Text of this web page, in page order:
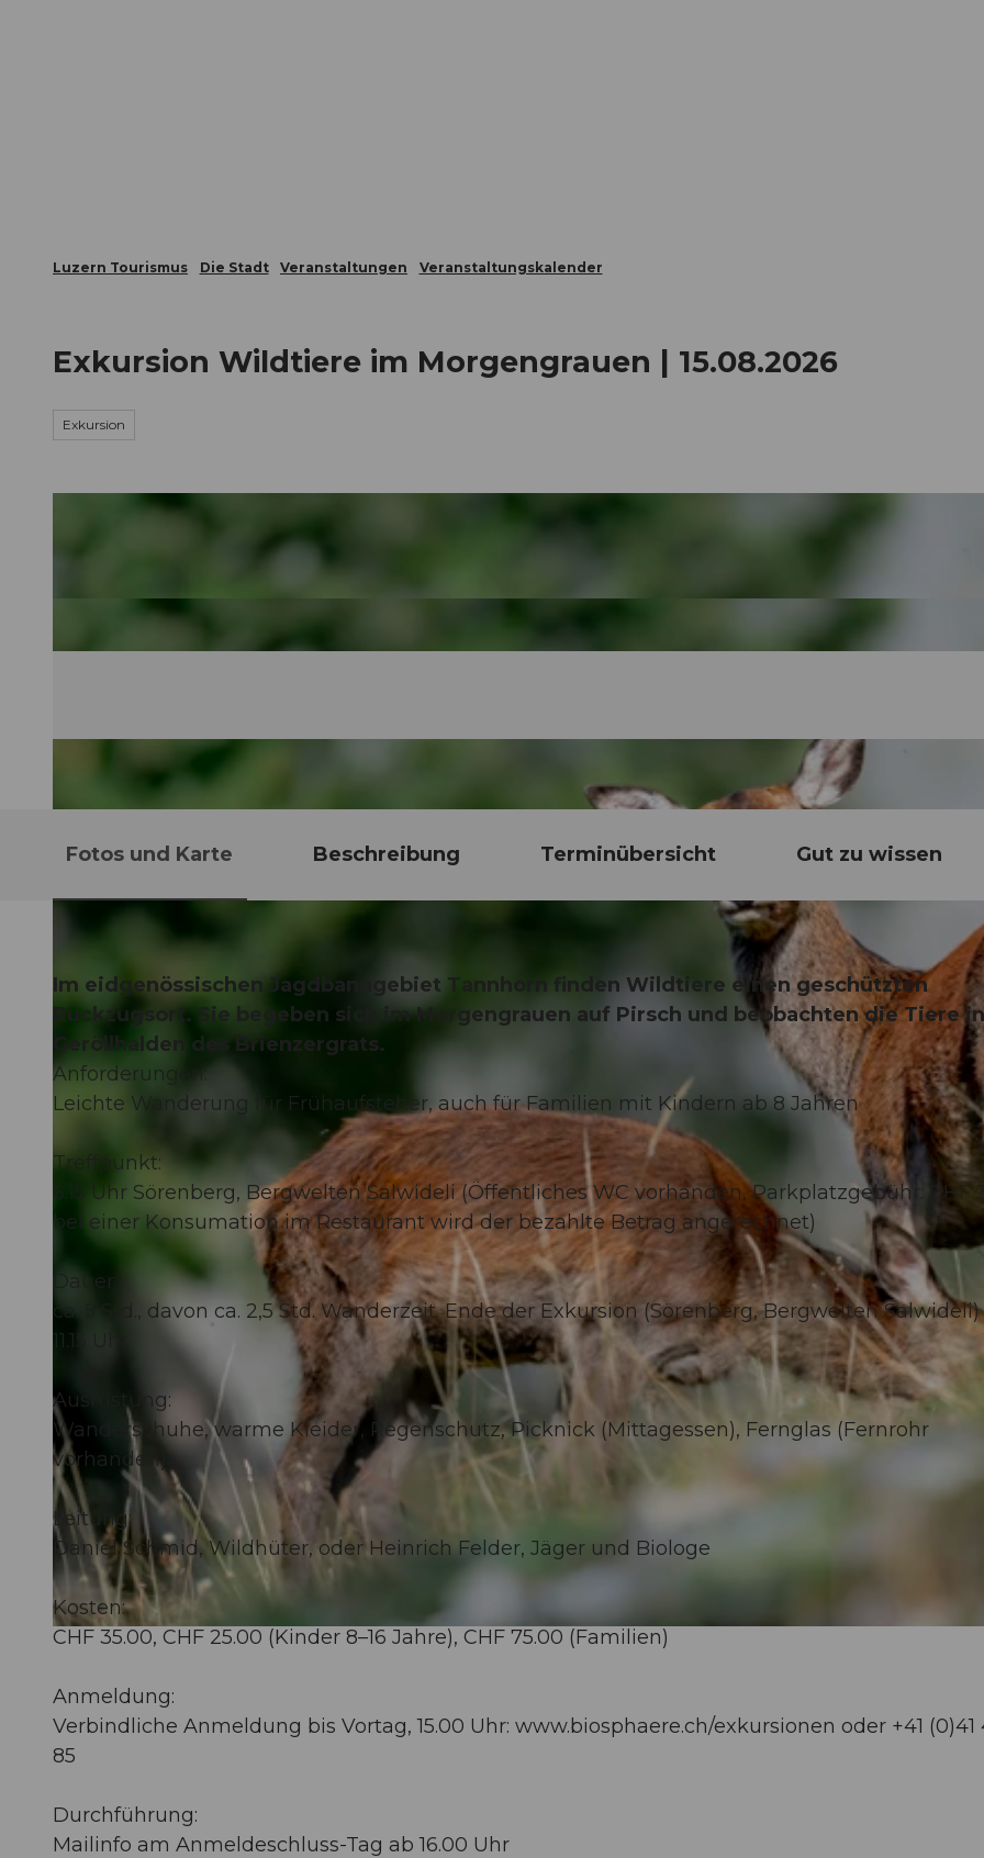
Luzern Tourismus Die Stadt Veranstaltungen Veranstaltungskalender
Exkursion Wildtiere im Morgengrauen | 15.08.2026
Exkursion
o
f
e
_
i
m
© Guidle.com
Fotos und Karte Beschreibung Terminübersicht Gut zu wissen
Im eidgenössischen Jagdbanngebiet Tannhorn finden Wildtiere einen geschützten
Rückzugsort. Sie begeben sich im Morgengrauen auf Pirsch und beobachten die Tiere
Geröllhalden des Brienzergrats.
Anforderungen:
Leichte Wanderung für Frühaufsteher, auch für Familien mit Kindern ab 8 Jahren
Treffpunkt:
6.15 Uhr Sörenberg, Bergwelten Salwideli (Öffentliches WC vorhanden, Parkplatzgebühr: CHF
bei einer Konsumation im Restaurant wird der bezahlte Betrag angerechnet)
Dauer:
ca. 5 Std., davon ca. 2,5 Std. Wanderzeit. Ende der Exkursion (Sörenberg, Bergwelten Salwideli)
11.15 Uhr
Ausrüstung:
Wanderschuhe, warme Kleider, Regenschutz, Picknick (Mittagessen), Fernglas (Fernrohr
vorhanden)
Leitung:
Daniel Schmid, Wildhüter, oder Heinrich Felder, Jäger und Biologe
Kosten:
CHF 35.00, CHF 25.00 (Kinder 8–16 Jahre), CHF 75.00 (Familien)
Anmeldung:
Verbindliche Anmeldung bis Vortag, 15.00 Uhr: www.biosphaere.ch/exkursionen oder +41 (0)41
85
Durchführung:
Mailinfo am Anmeldeschluss-Tag ab 16.00 Uhr